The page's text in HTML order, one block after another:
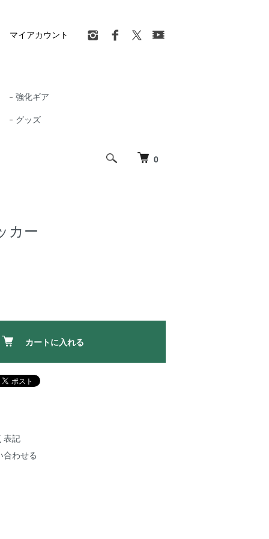
0
強化ギア
グッズ
マイアカウント
カー
カートに入れる
表記
合わせる